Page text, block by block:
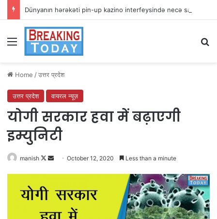
Menu
Home /उत्तर प्रदेश
उत्तर प्रदेश वायरल न्यूज़
योगी सरकार हवा में बढ़ाएगी
इम्युनिटी
manish
Follow
SendOctober 12, 2020 Less than a minute